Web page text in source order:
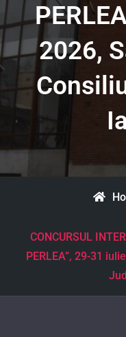
2026,
CONCURSUL
PERLEA”, 29-31